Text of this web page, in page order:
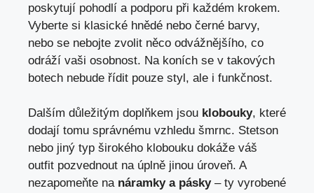
poskytují pohodlí a podporu při každém krokem.
Vyberte si klasické hnědé nebo černé barvy,
nebo se nebojte zvolit něco odvážnějšího, co
odráží vaši osobnost. Na koních se v takových
botech nebude řídit pouze styl, ale i funkčnost.
Dalším důležitým doplňkem jsou klobouky, které
dodají tomu správnému vzhledu šmrnc. Stetson
nebo jiný typ širokého klobouku dokáže váš
outfit pozvednout na úplně jinou úroveň. A
nezapomeňte na náramky a pásky– ty vyrobené